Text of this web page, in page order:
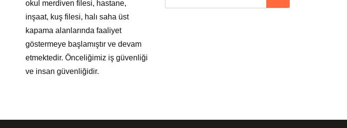
okul merdiven filesi, hastane,
inşaat, kuş filesi, halı saha üst
kapama alanlarında faaliyet
göstermeye başlamıştır ve devam
etmektedir. Önceliğimiz iş güvenliği
ve insan güvenliğidir.